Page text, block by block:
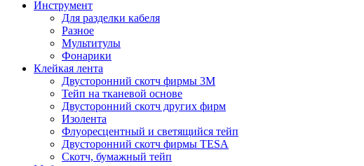
Инструмент
Для разделки кабеля
Разное
Мультитулы
Фонарики
Клейкая лента
Двусторонний скотч фирмы 3M
Тейп на тканевой основе
Двусторонний скотч других фирм
Изолента
Флуоресцентный и светящийся тейп
Двусторонний скотч фирмы TESA
Скотч, бумажный тейп